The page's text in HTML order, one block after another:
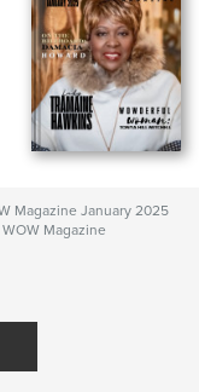
Magazine January 2025
Magazine